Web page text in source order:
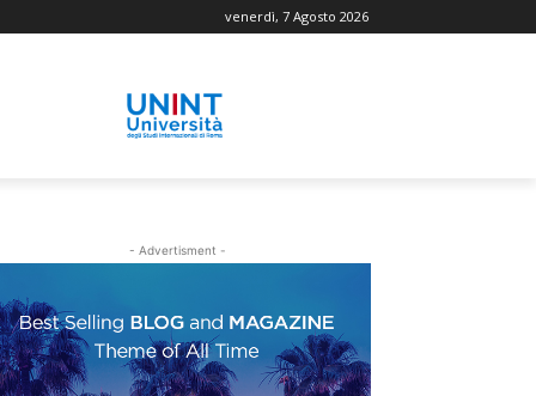
venerdì, 7 Agosto 2026
- Advertisment -